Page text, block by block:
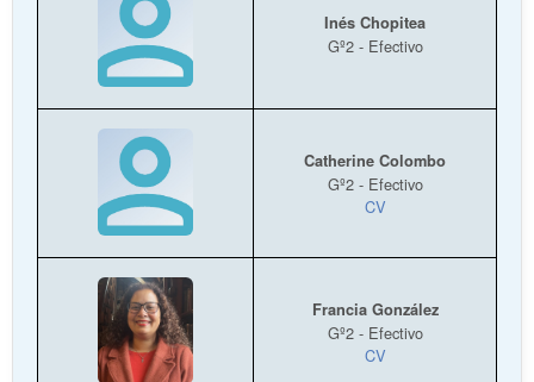
Inés Chopitea
Gº2 - Efectivo
Catherine Colombo
Gº2 - Efectivo
CV
Francia González
Gº2 - Efectivo
CV